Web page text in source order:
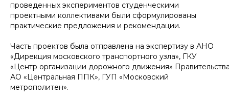
проведенных экспериментов студенческими
проектными коллективами были сформулированы
практические предложения и рекомендации.
Часть проектов была отправлена на экспертизу в АНО
«Дирекция московского транспортного узла», ГКУ
«Центр организации дорожного движения»
АО «Центральная ППК», ГУП «Московский
метрополитен».